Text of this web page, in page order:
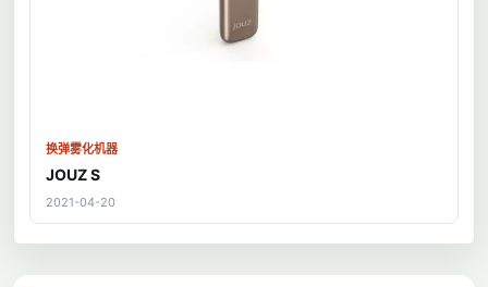
换弹雾化机器
JOUZ S
2021-04-20